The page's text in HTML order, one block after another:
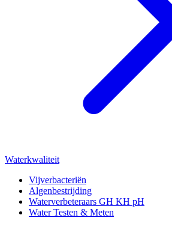
Waterkwaliteit
Vijverbacteriën
Algenbestrijding
Waterverbeteraars GH KH pH
Water Testen & Meten